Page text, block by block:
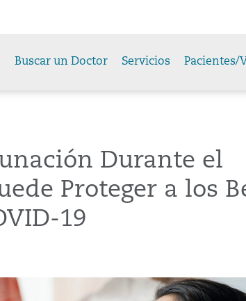
Buscar un Doctor Servicios Pacientes/
Durante el
Proteger a los
19